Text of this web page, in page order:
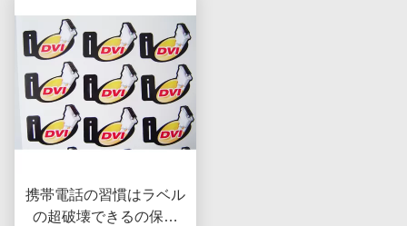
携帯電話の習慣はラベル
の超破壊できるの保証